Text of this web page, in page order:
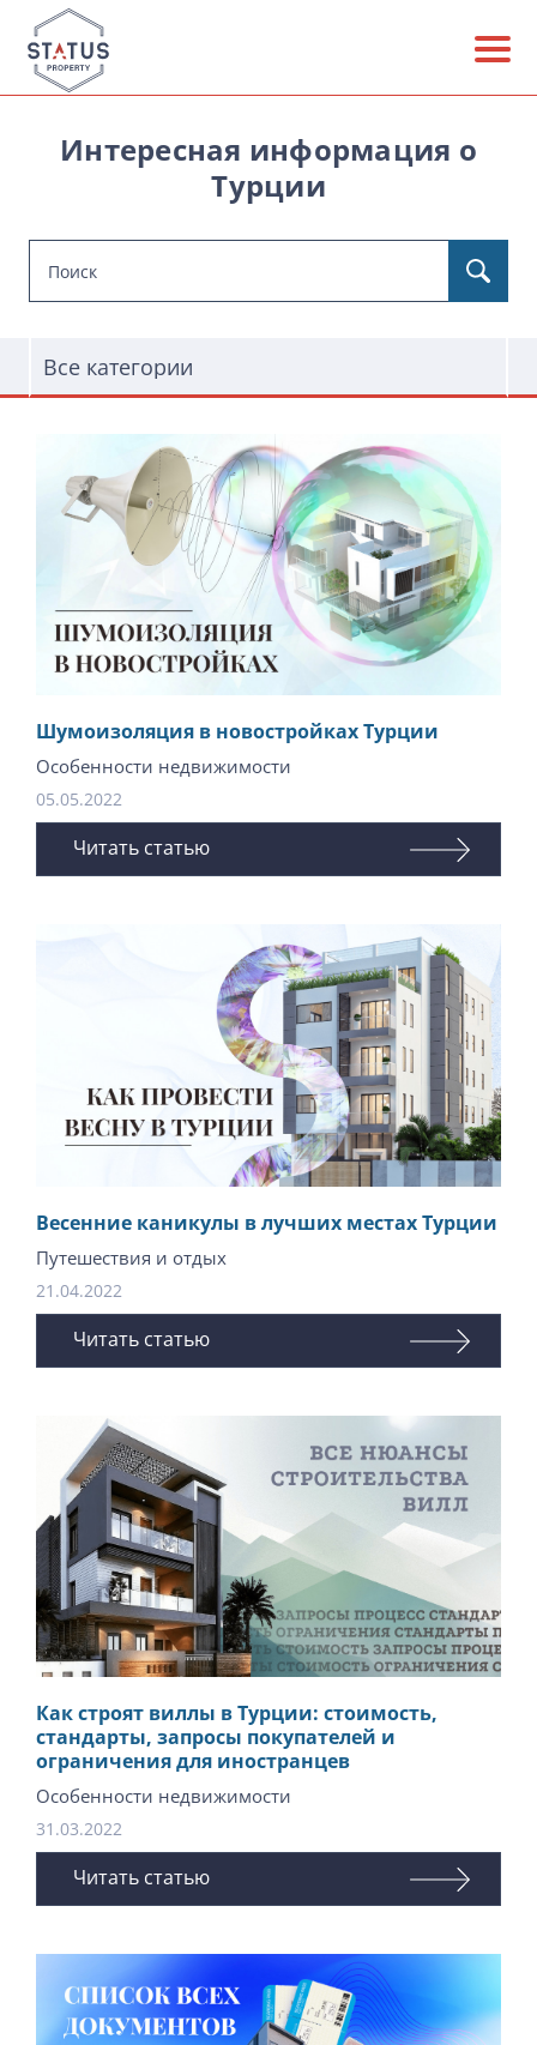
Интересная информация о
Турции
Шумоизоляция в новостройках Турции
Особенности недвижимости
05.05.2022
Читать статью
Весенние каникулы в лучших местах Турции
Путешествия и отдых
21.04.2022
Читать статью
Как строят виллы в Турции: стоимость,
стандарты, запросы покупателей и
ограничения для иностранцев
Особенности недвижимости
31.03.2022
Читать статью